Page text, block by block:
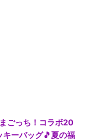
ごっち！コラボ20
ーバッグ🎵夏の福